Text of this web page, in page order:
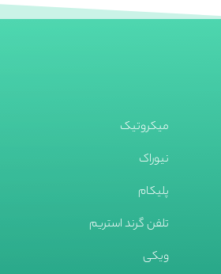
میکروتیک
نیوراک
پلیکام
تلفن گرند استریم
ویکی